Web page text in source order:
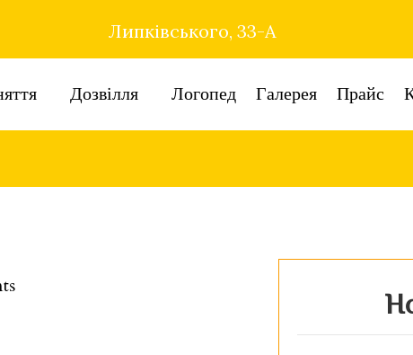
Липківського, 33-А
Дозвілля Логопед Галерея Прайс